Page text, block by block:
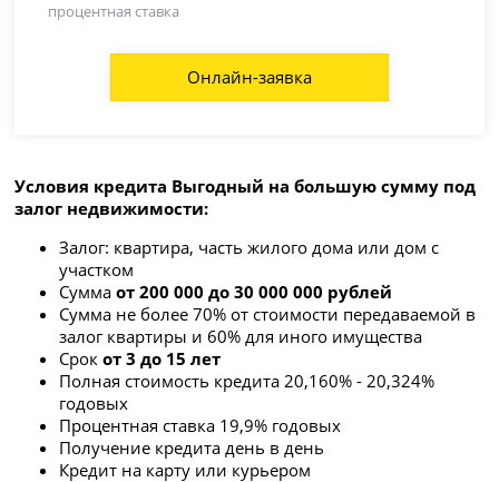
Условия кредита Выгодный на большую сумму под
залог недвижимости:
Залог: квартира, часть жилого дома или дом с
участком
Суммаот 200 000 до 30 000 000 рублей
Сумма не более 70% от стоимости передаваемой в
залог квартиры и 60% для иного имущества
Срокот 3 до 15 лет
Полная стоимость кредита 20,160% - 20,324%
годовых
Процентная ставка 19,9% годовых
Получение кредита день в день
Кредит на карту или курьером
процентная ставка
Онлайн-заявка